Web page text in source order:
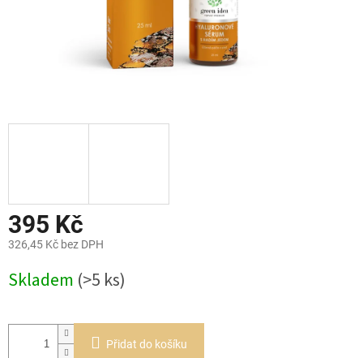
395 Kč
326,45 Kč bez DPH
cena:
Skladem (>5 ks)
Přidat do košíku